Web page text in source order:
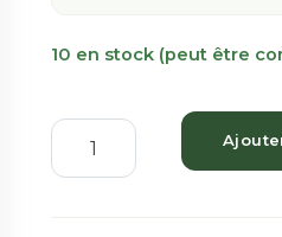
10 en stock (peut être